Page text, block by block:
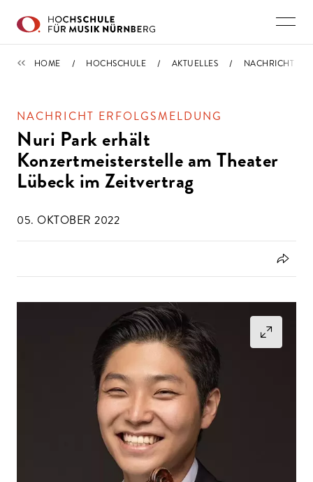
IMPORTIERT
HOME HOCHSCHULE AKTUELLES NACHRICHT
NACHRICHT ERFOLGSMELDUNG
Nuri Park erhält
Konzertmeisterstelle am Theater
Lübeck im Zeitvertrag
05. OKTOBER 2022